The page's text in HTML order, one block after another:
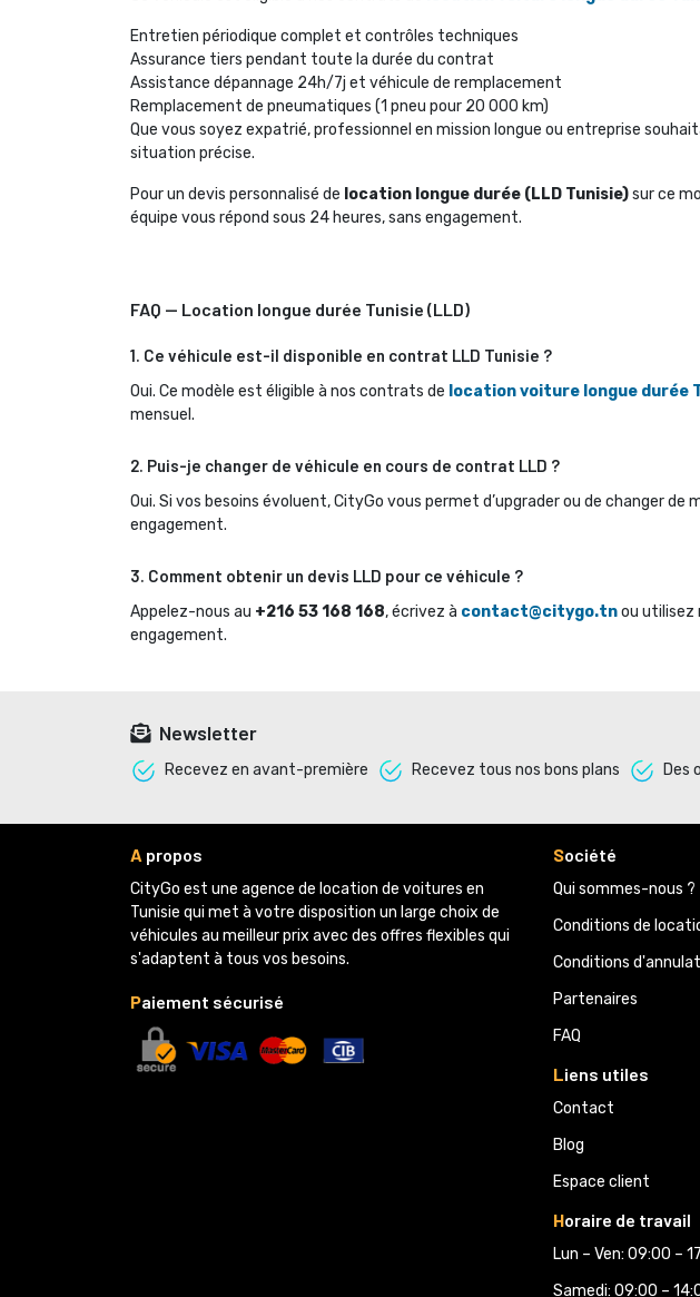
Entretien périodique complet et contrôles techniques
Assurance tiers pendant toute la durée du contrat
Assistance dépannage 24h/7j et véhicule de remplacement
Remplacement de pneumatiques (1 pneu pour 20 000 km)
Que vous soyez expatrié, professionnel en mission longue ou entreprise
situation précise.
Pour un devis personnalisé de location longue durée (LLD Tunisie)sur ce
équipe vous répond sous 24 heures, sans engagement.
FAQ — Location longue durée Tunisie (LLD)
1. Ce véhicule est-il disponible en contrat LLD Tunisie ?
Oui. Ce modèle est éligible à nos contrats de location voiture longue durée
mensuel.
2. Puis-je changer de véhicule en cours de contrat LLD ?
Oui. Si vos besoins évoluent, CityGo vous permet d’upgrader ou de changer
engagement.
3. Comment obtenir un devis LLD pour ce véhicule ?
Appelez-nous au +216 53 168 168, écrivez à contact@citygo.tnou utilisez
engagement.
Newsletter
Recevez en avant-première Recevez tous nos bons plans Des
A propos
CityGo est une agence de location de voitures en
Tunisie qui met à votre disposition un large choix de
véhicules au meilleur prix avec des offres flexibles qui
s'adaptent à tous vos besoins.
Paiement sécurisé
Société
Qui sommes-nous ?
Conditions de
Conditions
Partenaires
FAQ
Liens utiles
Contact
Blog
Espace client
Horaire de travail
Lun – Ven: 09:00 –
Samedi: 09:00 –